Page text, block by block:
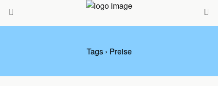
Tags › Preise